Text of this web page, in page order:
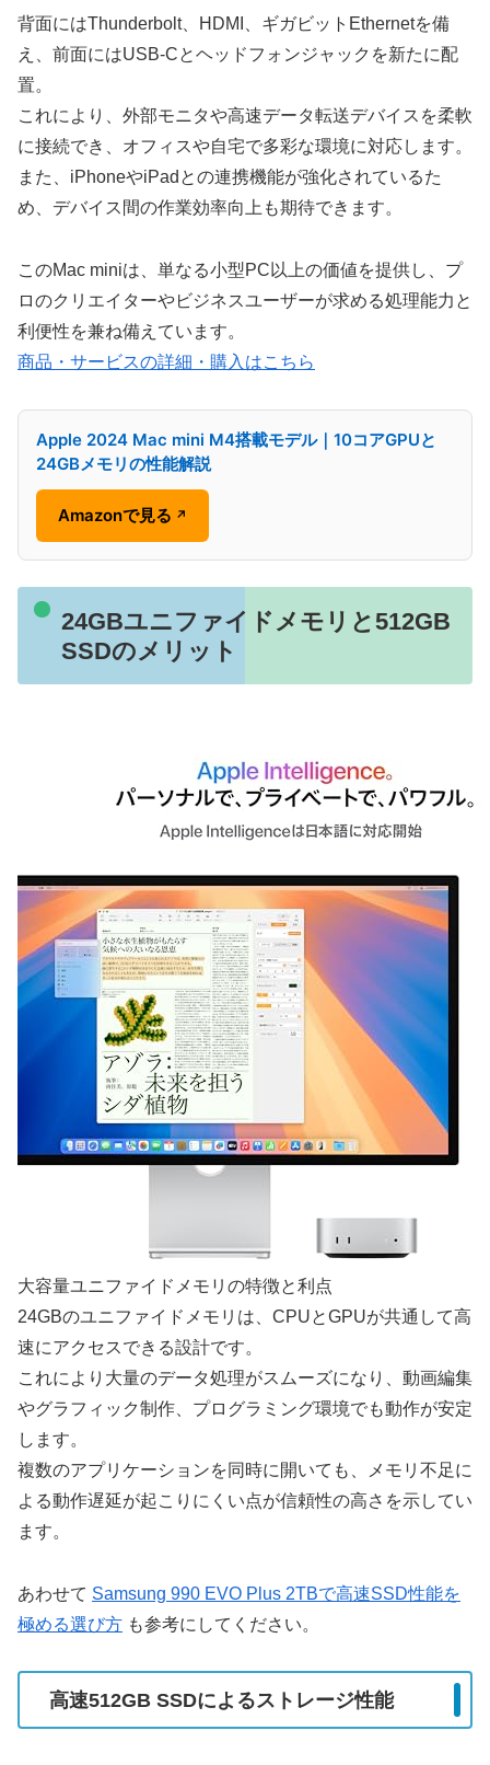
背面にはThunderbolt、HDMI、ギガビットEthernetを備
え、前面にはUSB-Cとヘッドフォンジャックを新たに配
置。
これにより、外部モニタや高速データ転送デバイスを柔軟
に接続でき、オフィスや自宅で多彩な環境に対応します。
また、iPhoneやiPadとの連携機能が強化されているた
め、デバイス間の作業効率向上も期待できます。
このMac miniは、単なる小型PC以上の価値を提供し、プ
ロのクリエイターやビジネスユーザーが求める処理能力と
利便性を兼ね備えています。
商品・サービスの詳細・購入はこちら
Apple 2024 Mac mini M4搭載モデル｜10コアGPUと
24GBメモリの性能解説
Amazonで見る ↗
24GBユニファイドメモリと512GB
SSDのメリット
大容量ユニファイドメモリの特徴と利点
24GBのユニファイドメモリは、CPUとGPUが共通して高
速にアクセスできる設計です。
これにより大量のデータ処理がスムーズになり、動画編集
やグラフィック制作、プログラミング環境でも動作が安定
します。
複数のアプリケーションを同時に開いても、メモリ不足に
よる動作遅延が起こりにくい点が信頼性の高さを示してい
ます。
あわせて Samsung 990 EVO Plus 2TBで高速SSD性能を
極める選び方 も参考にしてください。
高速512GB SSDによるストレージ性能